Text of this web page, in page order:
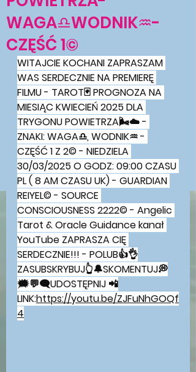
WAGA♎WODNIK♒-
CZĘŚĆ 1©
WITAJCIE KOCHANI ZAPRASZAM
WAS SERDECZNIE NA PREMIERĘ
FILMU - TAROT🃏 PROGNOZA NA
MIESIĄC KWIECIEŃ 2025 DLA
TRYGONU POWIETRZA🌬☁ -
ZNAKI: WAGA♎, WODNIK♒ -
CZĘŚĆ 1 Z 2© - NIEDZIELA
30/03/2025 O GODZ: 09:00 CZASU
PL ( 8 AM CZASU UK) - GUARDIAN
REIYEL© - SOURCE
CONSCIOUSNESS 2222© - Angelic
Tarot & Oracle Guidance kanał
YouTube ZAPRASZA CIĘ
SERDECZNIE!!! - POLUB👍👌
ZASUBSKRYBUJ👆🔔SKOMENTUJ💭
🗯💬🗨UDOSTĘPNIJ 📲
LINK:https://youtu.be/ZJFuNhGOQf
4